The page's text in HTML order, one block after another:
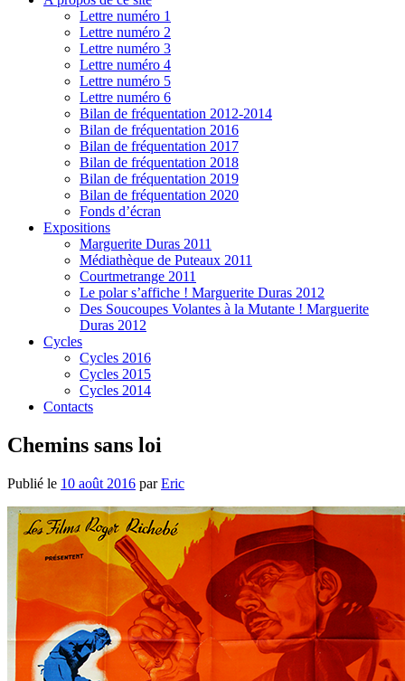
Lettre numéro 1
Lettre numéro 2
Lettre numéro 3
Lettre numéro 4
Lettre numéro 5
Lettre numéro 6
Bilan de fréquentation 2012-2014
Bilan de fréquentation 2016
Bilan de fréquentation 2017
Bilan de fréquentation 2018
Bilan de fréquentation 2019
Bilan de fréquentation 2020
Fonds d’écran
Expositions
Marguerite Duras 2011
Médiathèque de Puteaux 2011
Courtmetrange 2011
Le polar s’affiche ! Marguerite Duras 2012
Des Soucoupes Volantes à la Mutante ! Marguerite
Duras 2012
Cycles
Cycles 2016
Cycles 2015
Cycles 2014
Contacts
Chemins sans loi
Publié le 10 août 2016 parEric